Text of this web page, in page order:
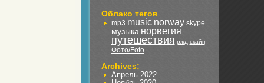
Облако тегов
mp3 music norway skype
музыка норвегия
путешествия ржд скайп
Фото/Foto
Archives:
Апрель 2022